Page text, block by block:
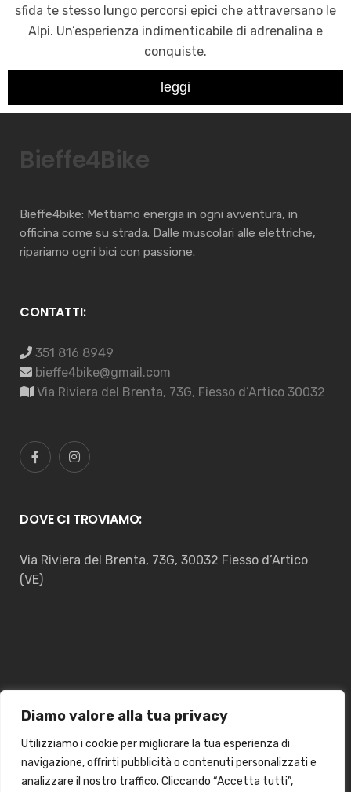
Diamo valore alla tua privacy
Utilizziamo i cookie per migliorare la tua esperienza di
navigazione, offrirti pubblicità o contenuti personalizzati e
analizzare il nostro traffico. Cliccando “Accetta tutti”,
sfida te stesso lungo percorsi epici che attraversano le
Alpi. Un’esperienza indimenticabile di adrenalina e
conquiste.
leggi
Bieffe4Bike
Bieffe4bike: Mettiamo energia in ogni avventura, in
officina come su strada. Dalle muscolari alle elettriche,
ripariamo ogni bici con passione.
CONTATTI:
351 816 8949
bieffe4bike@gmail.com
Via Riviera del Brenta, 73G, Fiesso d’Artico 30032
DOVE CI TROVIAMO:
Via Riviera del Brenta, 73G, 30032 Fiesso d’Artico
(VE)